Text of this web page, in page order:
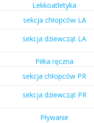
Lekkoatletyka
sekcja chłopców LA
sekcja dziewcząt LA
Piłka ręczna
sekcja chłopców PR
sekcja dziewcząt PR
Pływanie